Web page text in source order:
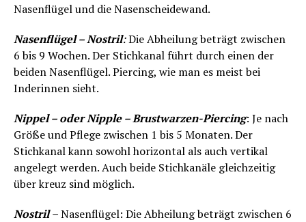
Nasenflügel und die Nasenscheidewand.
Nasenflügel – Nostril:Die Abheilung beträgt zwischen
6 bis 9 Wochen. Der Stichkanal führt durch einen der
beiden Nasenflügel. Piercing, wie man es meist bei
Inderinnen sieht.
Nippel – oder Nipple – Brustwarzen-Piercing: Je nach
Größe und Pflege zwischen 1 bis 5 Monaten. Der
Stichkanal kann sowohl horizontal als auch vertikal
angelegt werden. Auch beide Stichkanäle gleichzeitig
über kreuz sind möglich.
Nostril–Nasenflügel: Die Abheilung beträgt zwischen 6